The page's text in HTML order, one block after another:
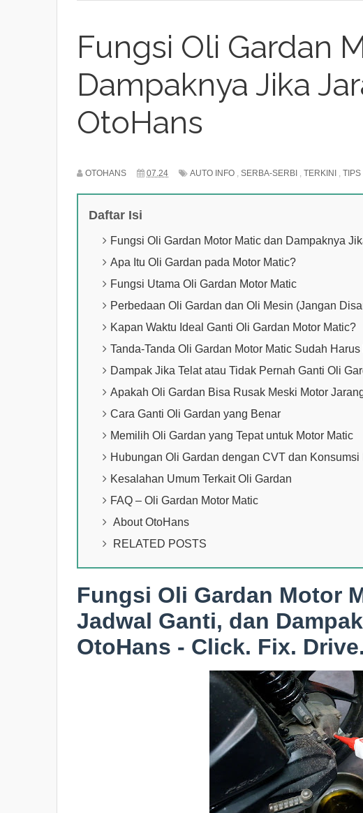
Fungsi Oli Gardan
Dampaknya Jika
OtoHans
OTOHANS 07.24 AUTO INFO , SERBA-SERBI , TERKINI , TIPS
Daftar Isi
Fungsi Oli Gardan Motor Matic dan Dampaknya
Apa Itu Oli Gardan pada Motor Matic?
Fungsi Utama Oli Gardan Motor Matic
Perbedaan Oli Gardan dan Oli Mesin (Jangan
Kapan Waktu Ideal Ganti Oli Gardan Motor Matic?
Tanda-Tanda Oli Gardan Motor Matic Sudah
Dampak Jika Telat atau Tidak Pernah Ganti Oli
Apakah Oli Gardan Bisa Rusak Meski Motor
Cara Ganti Oli Gardan yang Benar
Memilih Oli Gardan yang Tepat untuk Motor Matic
Hubungan Oli Gardan dengan CVT dan Konsumsi
Kesalahan Umum Terkait Oli Gardan
FAQ – Oli Gardan Motor Matic
About OtoHans
RELATED POSTS
Fungsi Oli Gardan Motor
Jadwal Ganti, dan
OtoHans - Click. Fix. Drive.